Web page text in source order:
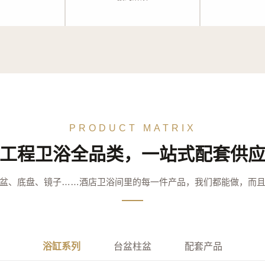
PRODUCT MATRIX
工程卫浴全品类，一站式配套供应
、底盘、镜子……酒店卫浴间里的每一件产品，我们都能做，而
浴缸系列 台盆柱盆 配套产品